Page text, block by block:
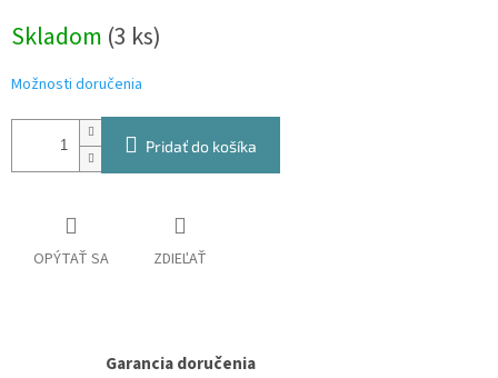
cena:
Skladom (3 ks)
Možnosti doručenia
Pridať do košíka
OPÝTAŤ SA ZDIEĽAŤ
Garancia doručenia